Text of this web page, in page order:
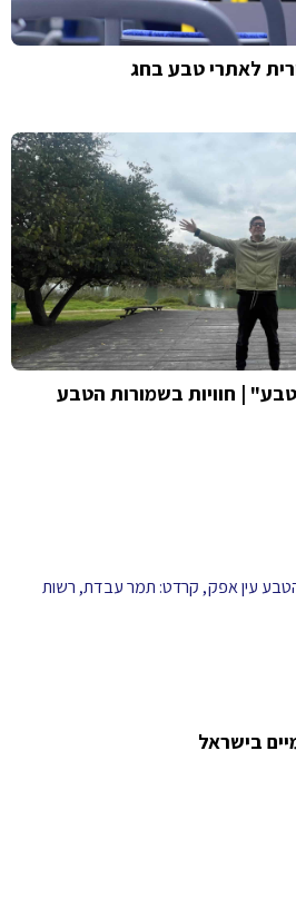
לאתרי טבע בחג
| חוויות בשמורות הטבע